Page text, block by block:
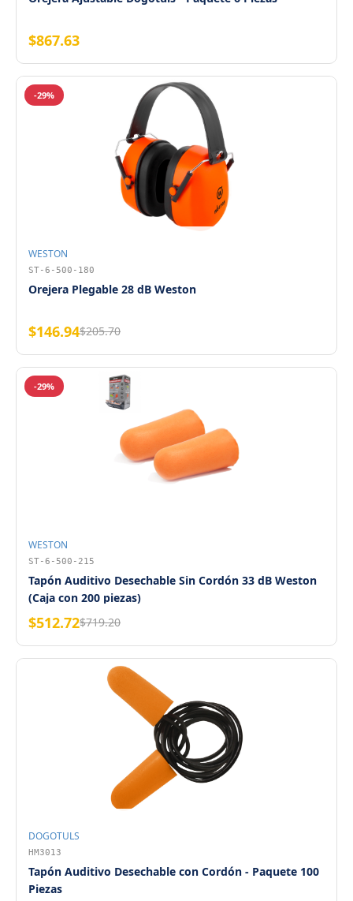
$867.63
-29%
WESTON
ST-6-500-180
Orejera Plegable 28 dB Weston
$146.94$205.70
-29%
WESTON
ST-6-500-215
Tapón Auditivo Desechable Sin Cordón 33 dB Weston
(Caja con 200 piezas)
$512.72$719.20
DOGOTULS
HM3013
Tapón Auditivo Desechable con Cordón - Paquete 100
Piezas